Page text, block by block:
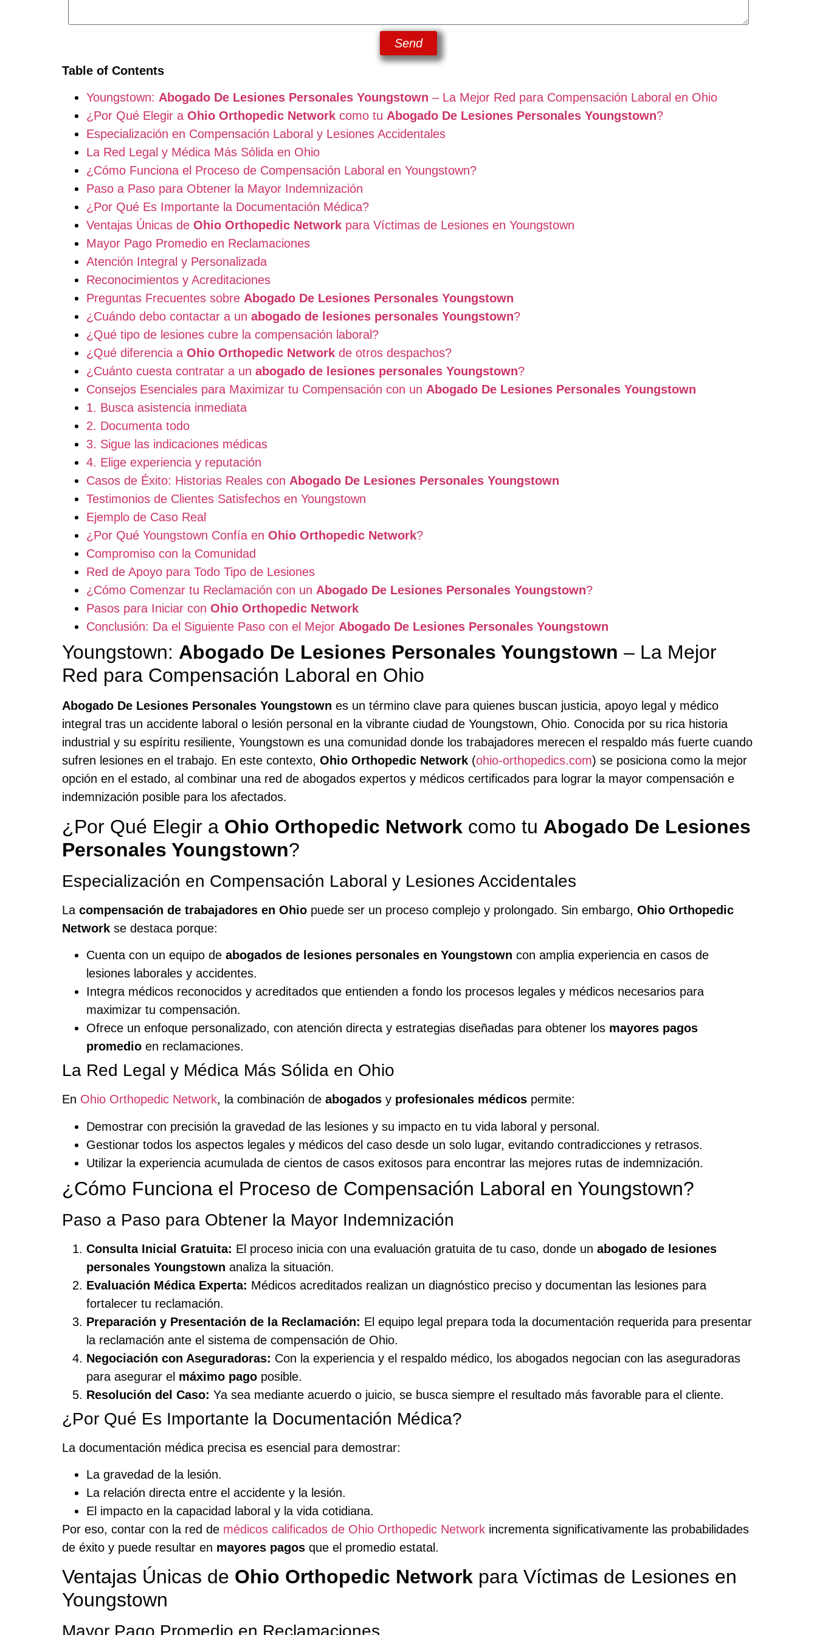
Send
Table of Contents
Youngstown: Abogado De Lesiones Personales Youngstown – La Mejor Red para Compensación Laboral en Ohio
¿Por Qué Elegir a Ohio Orthopedic Network como tu Abogado De Lesiones Personales Youngstown?
Especialización en Compensación Laboral y Lesiones Accidentales
La Red Legal y Médica Más Sólida en Ohio
¿Cómo Funciona el Proceso de Compensación Laboral en Youngstown?
Paso a Paso para Obtener la Mayor Indemnización
¿Por Qué Es Importante la Documentación Médica?
Ventajas Únicas de Ohio Orthopedic Network para Víctimas de Lesiones en Youngstown
Mayor Pago Promedio en Reclamaciones
Atención Integral y Personalizada
Reconocimientos y Acreditaciones
Preguntas Frecuentes sobre Abogado De Lesiones Personales Youngstown
¿Cuándo debo contactar a un abogado de lesiones personales Youngstown?
¿Qué tipo de lesiones cubre la compensación laboral?
¿Qué diferencia a Ohio Orthopedic Network de otros despachos?
¿Cuánto cuesta contratar a un abogado de lesiones personales Youngstown?
Consejos Esenciales para Maximizar tu Compensación con un Abogado De Lesiones Personales Youngstown
1. Busca asistencia inmediata
2. Documenta todo
3. Sigue las indicaciones médicas
4. Elige experiencia y reputación
Casos de Éxito: Historias Reales con Abogado De Lesiones Personales Youngstown
Testimonios de Clientes Satisfechos en Youngstown
Ejemplo de Caso Real
¿Por Qué Youngstown Confía en Ohio Orthopedic Network?
Compromiso con la Comunidad
Red de Apoyo para Todo Tipo de Lesiones
¿Cómo Comenzar tu Reclamación con un Abogado De Lesiones Personales Youngstown?
Pasos para Iniciar con Ohio Orthopedic Network
Conclusión: Da el Siguiente Paso con el Mejor Abogado De Lesiones Personales Youngstown
Youngstown: Abogado De Lesiones Personales Youngstown – La Mejor
Red para Compensación Laboral en Ohio
Abogado De Lesiones Personales Youngstown es un término clave para quienes buscan justicia, apoyo legal y médico
integral tras un accidente laboral o lesión personal en la vibrante ciudad de Youngstown, Ohio. Conocida por su rica historia
industrial y su espíritu resiliente, Youngstown es una comunidad donde los trabajadores merecen el respaldo más fuerte cuando
sufren lesiones en el trabajo. En este contexto, Ohio Orthopedic Network (ohio-orthopedics.com) se posiciona como la mejor
opción en el estado, al combinar una red de abogados expertos y médicos certificados para lograr la mayor compensación e
indemnización posible para los afectados.
¿Por Qué Elegir a Ohio Orthopedic Network como tu Abogado De Lesiones
Personales Youngstown?
Especialización en Compensación Laboral y Lesiones Accidentales
La compensación de trabajadores en Ohio puede ser un proceso complejo y prolongado. Sin embargo, Ohio Orthopedic
Network se destaca porque:
Cuenta con un equipo de abogados de lesiones personales en Youngstown con amplia experiencia en casos de
lesiones laborales y accidentes.
Integra médicos reconocidos y acreditados que entienden a fondo los procesos legales y médicos necesarios para
maximizar tu compensación.
Ofrece un enfoque personalizado, con atención directa y estrategias diseñadas para obtener los mayores pagos
promedio en reclamaciones.
La Red Legal y Médica Más Sólida en Ohio
En Ohio Orthopedic Network, la combinación de abogados y profesionales médicos permite:
Demostrar con precisión la gravedad de las lesiones y su impacto en tu vida laboral y personal.
Gestionar todos los aspectos legales y médicos del caso desde un solo lugar, evitando contradicciones y retrasos.
Utilizar la experiencia acumulada de cientos de casos exitosos para encontrar las mejores rutas de indemnización.
¿Cómo Funciona el Proceso de Compensación Laboral en Youngstown?
Paso a Paso para Obtener la Mayor Indemnización
Consulta Inicial Gratuita: El proceso inicia con una evaluación gratuita de tu caso, donde un abogado de lesiones
personales Youngstown analiza la situación.
Evaluación Médica Experta: Médicos acreditados realizan un diagnóstico preciso y documentan las lesiones para
fortalecer tu reclamación.
Preparación y Presentación de la Reclamación: El equipo legal prepara toda la documentación requerida para presentar
la reclamación ante el sistema de compensación de Ohio.
Negociación con Aseguradoras: Con la experiencia y el respaldo médico, los abogados negocian con las aseguradoras
para asegurar el máximo pago posible.
Resolución del Caso: Ya sea mediante acuerdo o juicio, se busca siempre el resultado más favorable para el cliente.
¿Por Qué Es Importante la Documentación Médica?
La documentación médica precisa es esencial para demostrar:
La gravedad de la lesión.
La relación directa entre el accidente y la lesión.
El impacto en la capacidad laboral y la vida cotidiana.
Por eso, contar con la red de médicos calificados de Ohio Orthopedic Network incrementa significativamente las probabilidades
de éxito y puede resultar en mayores pagos que el promedio estatal.
Ventajas Únicas de Ohio Orthopedic Network para Víctimas de Lesiones en
Youngstown